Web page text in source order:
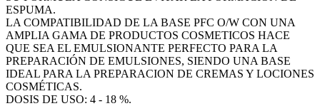
ESPUMA.
LA COMPATIBILIDAD DE LA BASE PFC O/W CON UNA
AMPLIA GAMA DE PRODUCTOS COSMETICOS HACE
QUE SEA EL EMULSIONANTE PERFECTO PARA LA
PREPARACIÓN DE EMULSIONES, SIENDO UNA BASE
IDEAL PARA LA PREPARACION DE CREMAS Y LOCIONES
COSMÉTICAS.
DOSIS DE USO: 4 - 18 %.